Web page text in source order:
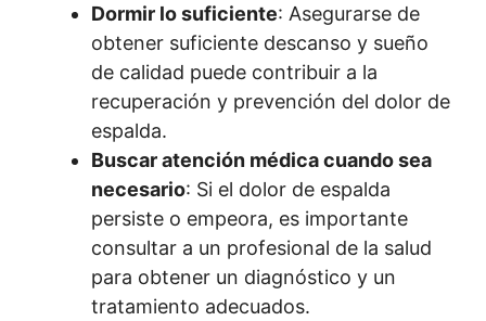
Dormir lo suficiente: Asegurarse de
obtener suficiente descanso y sueño
de calidad puede contribuir a la
recuperación y prevención del dolor de
espalda.
Buscar atención médica cuando sea
necesario: Si el dolor de espalda
persiste o empeora, es importante
consultar a un profesional de la salud
para obtener un diagnóstico y un
tratamiento adecuados.